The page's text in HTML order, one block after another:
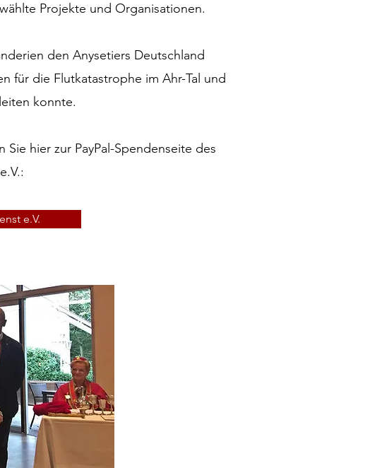
Projekte und Organisationen.
den Anysetiers Deutschland
für die Flutkatastrophe im Ahr-Tal und
konnte.
hier zur PayPal-Spendenseite des
e.V.